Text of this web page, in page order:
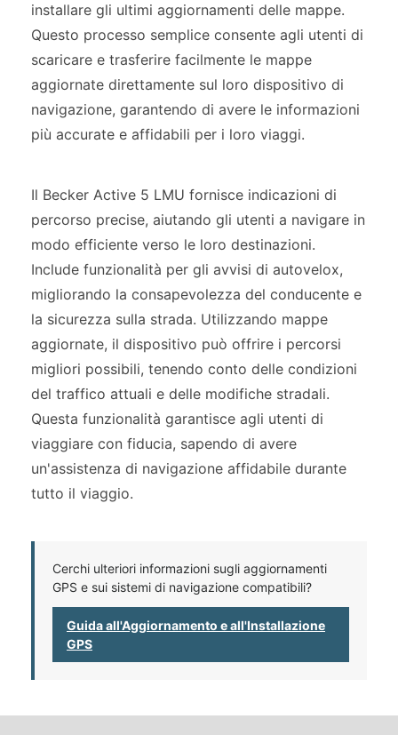
installare gli ultimi aggiornamenti delle mappe.
Questo processo semplice consente agli utenti di
scaricare e trasferire facilmente le mappe
aggiornate direttamente sul loro dispositivo di
navigazione, garantendo di avere le informazioni
più accurate e affidabili per i loro viaggi.
Il Becker Active 5 LMU fornisce indicazioni di
percorso precise, aiutando gli utenti a navigare in
modo efficiente verso le loro destinazioni.
Include funzionalità per gli avvisi di autovelox,
migliorando la consapevolezza del conducente e
la sicurezza sulla strada. Utilizzando mappe
aggiornate, il dispositivo può offrire i percorsi
migliori possibili, tenendo conto delle condizioni
del traffico attuali e delle modifiche stradali.
Questa funzionalità garantisce agli utenti di
viaggiare con fiducia, sapendo di avere
un'assistenza di navigazione affidabile durante
tutto il viaggio.
Cerchi ulteriori informazioni sugli aggiornamenti
GPS e sui sistemi di navigazione compatibili?
Guida all'Aggiornamento e all'Installazione
GPS